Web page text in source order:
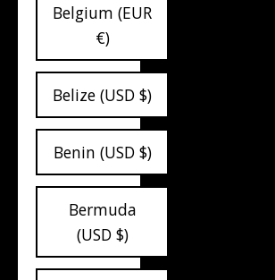
Belgium (EUR
€)
Belize (USD $)
Benin (USD $)
Bermuda
(USD $)